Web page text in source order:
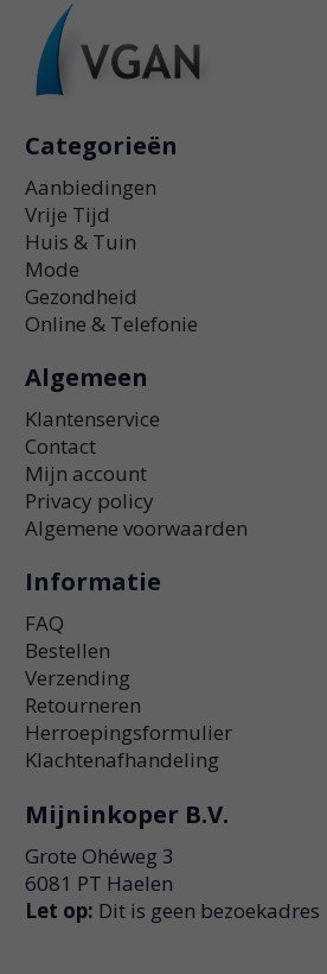
Categorieën
Aanbiedingen
Vrije Tijd
Huis & Tuin
Mode
Gezondheid
Online & Telefonie
Algemeen
Klantenservice
Contact
Mijn account
Privacy policy
Algemene voorwaarden
Informatie
FAQ
Bestellen
Verzending
Retourneren
Herroepingsformulier
Klachtenafhandeling
Mijninkoper B.V.
Grote Ohéweg 3
6081 PT Haelen
Let op: Dit is geen bezoekadres